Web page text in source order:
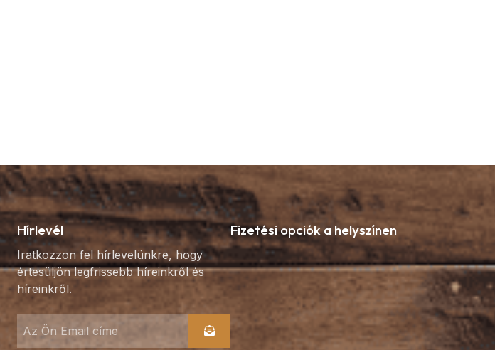
Hírlevél
Iratkozzon fel hírlevelünkre, hogy
értesüljön legfrissebb híreinkről és
híreinkről.
Fizetési opciók a helyszínen